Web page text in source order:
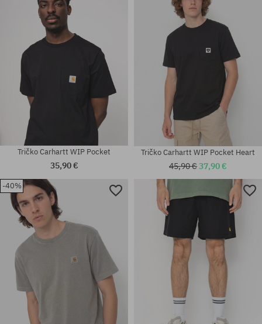
S; M; L; XL
univerzálna veľkosť univerzálna veľkosť
Tričko Carhartt WIP Pocket
35,90 €
Tričko Carhartt WIP Pocket Heart
45,90 €37,90 €
-40%